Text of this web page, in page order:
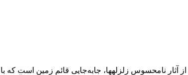
نامحسوس زلزله­ها، جابه‌جایی قائم زمین است که با